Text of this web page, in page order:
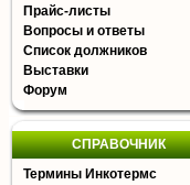
Прайс-листы
Вопросы и ответы
Список должников
Выставки
Форум
СПРАВОЧНИК
Термины Инкотермс